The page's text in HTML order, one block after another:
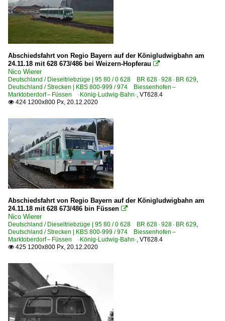
Abschiedsfahrt von Regio Bayern auf der Königludwigbahn am
24.11.18 mit 628 673/486 bei Weizern-Hopferau 
Nico Wierer
Deutschland / Dieseltriebzüge | 95 80 / 0 628 BR 628 · 928 · BR 629,
Deutschland / Strecken | KBS 800-999 / 974 Biessenhofen –
Marktoberdorf – Füssen ·König-Ludwig-Bahn·, VT628.4
 424 1200x800 Px, 20.12.2020
Abschiedsfahrt von Regio Bayern auf der Königludwigbahn am
24.11.18 mit 628 673/486 bin Füssen 
Nico Wierer
Deutschland / Dieseltriebzüge | 95 80 / 0 628 BR 628 · 928 · BR 629,
Deutschland / Strecken | KBS 800-999 / 974 Biessenhofen –
Marktoberdorf – Füssen ·König-Ludwig-Bahn·, VT628.4
 425 1200x800 Px, 20.12.2020